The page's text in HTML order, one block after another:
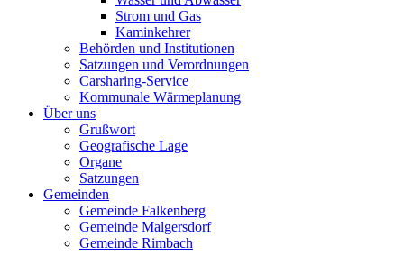
Strom und Gas
Kaminkehrer
Behörden und Institutionen
Satzungen und Verordnungen
Carsharing-Service
Kommunale Wärmeplanung
Über uns
Grußwort
Geografische Lage
Organe
Satzungen
Gemeinden
Gemeinde Falkenberg
Gemeinde Malgersdorf
Gemeinde Rimbach